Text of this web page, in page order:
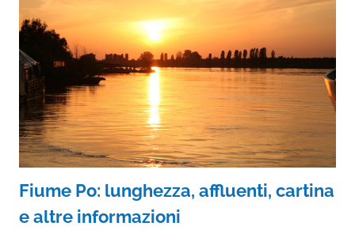
Fiume Po: lunghezza, affluenti, cartina
e altre informazioni